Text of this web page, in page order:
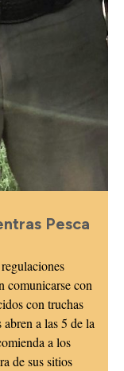
Pesca
comunicarse con
con truchas
a las 5 de la
a los
de sus sitios